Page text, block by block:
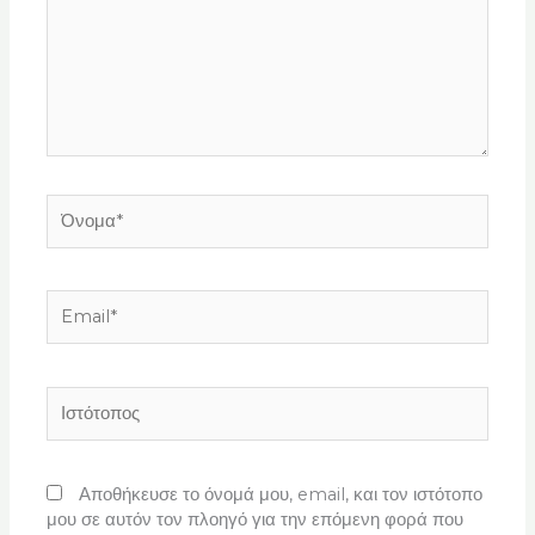
Αποθήκευσε το όνομά μου, email, και τον ιστότοπο
μου σε αυτόν τον πλοηγό για την επόμενη φορά που